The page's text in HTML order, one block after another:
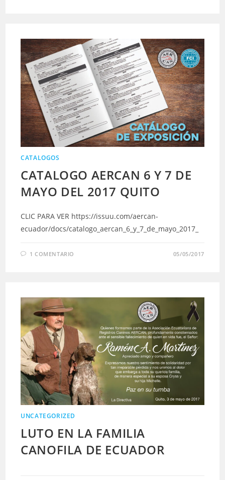
CATALOGOS
CATALOGO AERCAN 6 Y 7 DE
MAYO DEL 2017 QUITO
CLIC PARA VER https://issuu.com/aercan-
ecuador/docs/catalogo_aercan_6_y_7_de_mayo_2017_
1 COMENTARIO 05/05/2017
UNCATEGORIZED
LUTO EN LA FAMILIA
CANOFILA DE ECUADOR